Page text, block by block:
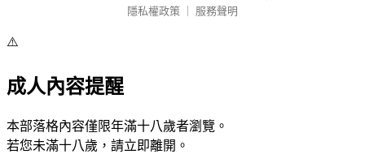
隱私權政策
服務聲明
⚠️
成人內容提醒
本部落格內容僅限年滿十八歲者瀏覽。
若您未滿十八歲，請立即離開。